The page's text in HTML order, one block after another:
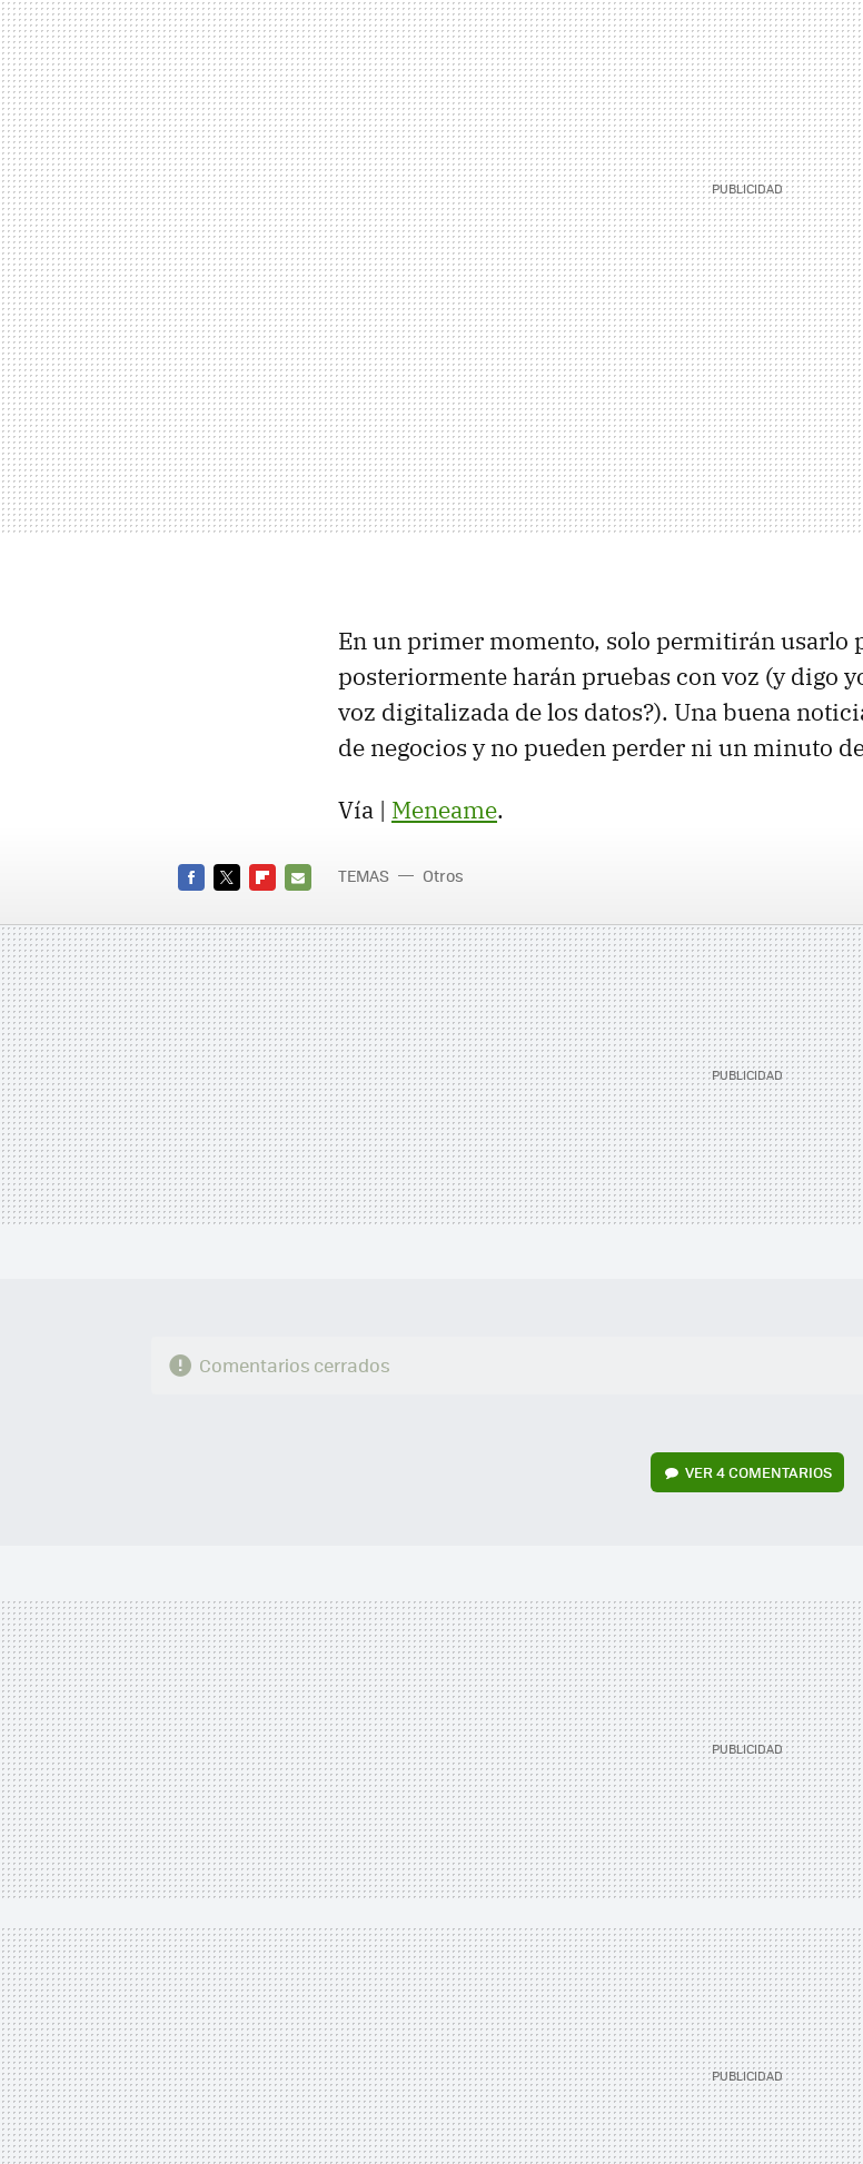
En un primer momento, solo permitirán usarlo
posteriormente harán pruebas con voz (y digo
voz digitalizada de los datos?). Una buena
de negocios y no pueden perder ni un minuto
Vía | Meneame.
MAIL
TEMAS Otros
Comentarios cerrados
VER4 COMENTARIOS